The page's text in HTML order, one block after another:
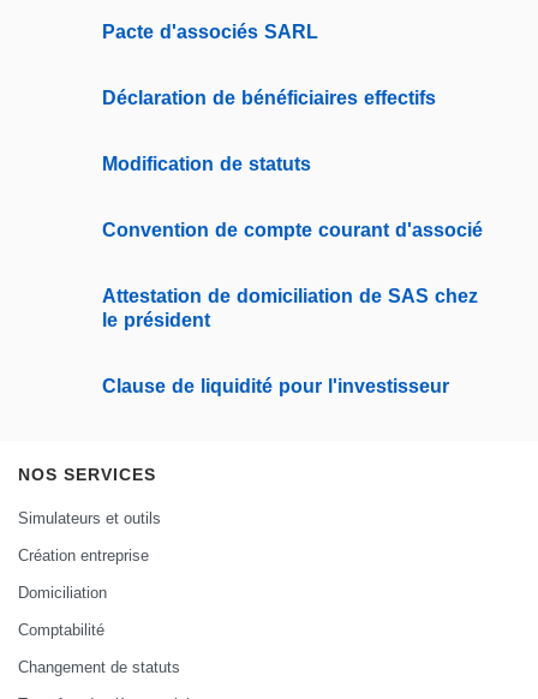
Pacte d'associés SARL
Déclaration de bénéficiaires effectifs
Modification de statuts
Convention de compte courant d'associé
Attestation de domiciliation de SAS chez
le président
Clause de liquidité pour l'investisseur
NOS SERVICES
Simulateurs et outils
Création entreprise
Domiciliation
Comptabilité
Changement de statuts